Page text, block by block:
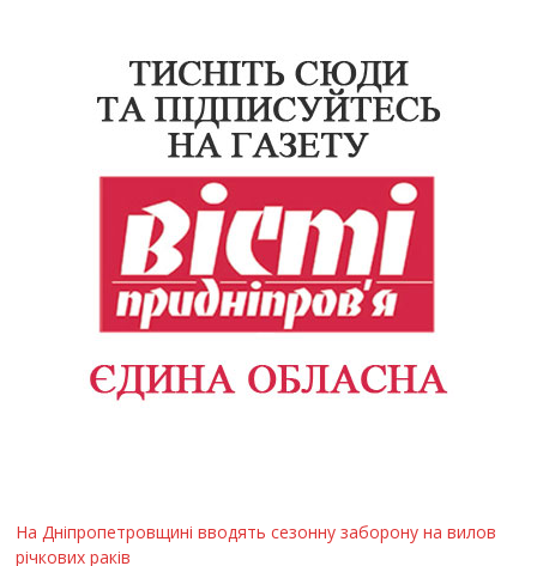
На Дніпропетровщині вводять сезонну заборону на вилов
річкових раків